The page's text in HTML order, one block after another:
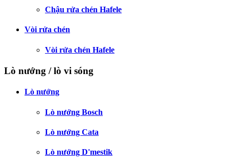
Chậu rửa chén Hafele
Vòi rửa chén
Vòi rửa chén Hafele
Lò nướng / lò vi sóng
Lò nướng
Lò nướng Bosch
Lò nướng Cata
Lò nướng D'mestik